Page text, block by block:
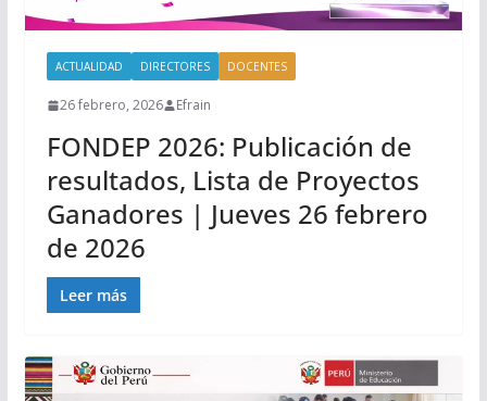
ACTUALIDAD DIRECTORES DOCENTES
26 febrero, 2026 Efrain
FONDEP 2026: Publicación de
resultados, Lista de Proyectos
Ganadores | Jueves 26 febrero
de 2026
Leer más